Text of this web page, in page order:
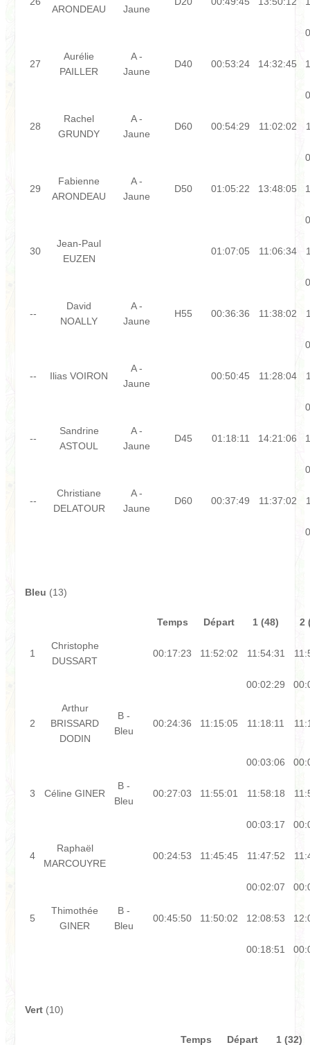
ARONDEAU Jaune
27
Aurélie
PAILLER
A -
Jaune
D40 00:53:24 14:32:45
28
Rachel
GRUNDY
A -
Jaune
D60 00:54:29 11:02:02
29
Fabienne
ARONDEAU
A -
Jaune
D50 01:05:22 13:48:05
30
Jean-Paul
EUZEN
01:07:05 11:06:34
--
David
NOALLY
A -
Jaune
H55 00:36:36 11:38:02
-- Ilias VOIRON
A -
Jaune
00:50:45 11:28:04
--
Sandrine
ASTOUL
A -
Jaune
D45 01:18:11 14:21:06
--
Christiane
DELATOUR
A -
Jaune
D60 00:37:49 11:37:02
Bleu (13)
Temps Départ 1 (48) 2
1
Christophe
DUSSART
00:17:23 11:52:02 11:54:31
00:02:29
2
Arthur
BRISSARD
DODIN
B -
Bleu
00:24:36 11:15:05 11:18:11
00:03:06
3 Céline GINER
B -
Bleu
00:27:03 11:55:01 11:58:18
00:03:17
4
Raphaël
MARCOUYRE
00:24:53 11:45:45 11:47:52
00:02:07
5
Thimothée
GINER
B -
Bleu
00:45:50 11:50:02 12:08:53
00:18:51
Vert (10)
Temps Départ 1 (32)